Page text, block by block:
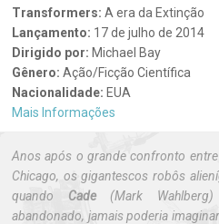
Transformers: A era da Extinção
Lançamento: 17 de julho de 2014
Dirigido por: Michael Bay
Gênero: Ação/Ficção Científica
Nacionalidade: EUA
Mais Informações
Anos após o grande confronto
Chicago, os gigantescos robôs
quando Cade (Mark
abandonado, jamais poderia